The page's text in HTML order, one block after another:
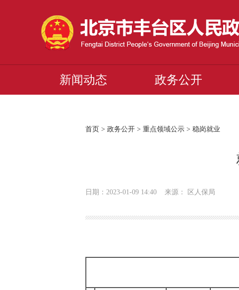
新闻动态 政务公开
首页 > 政务公开 > 重点领域公示 > 稳岗就业
日期：2023-01-09 14:40 来源： 区人保局